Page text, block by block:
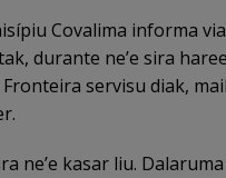
Covalima informa via
durante ne’e sira
servisu diak,
ne’e kasar liu.